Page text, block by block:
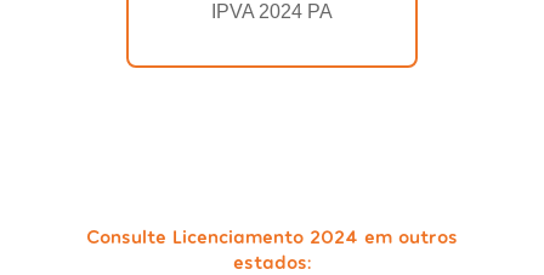
IPVA 2024 PA
Consulte Licenciamento 2024 em outros
estados: